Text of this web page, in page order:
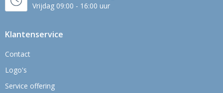
Vrijdag 09:00 - 16:00 uur
Klantenservice
Contact
Logo's
Service offering